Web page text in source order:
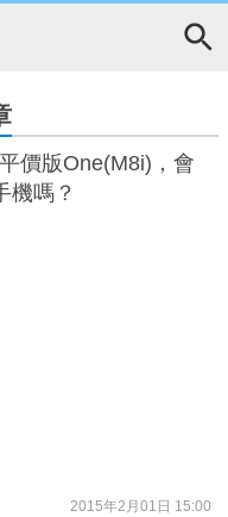
價版One(M8i)，會
機嗎？
2015年2月01日 15:00